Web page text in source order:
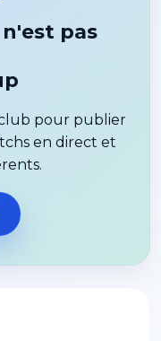
n'est pas
pour publier
en direct et